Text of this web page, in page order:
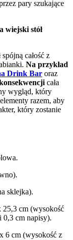
pary szukające
wiejski stół
całość z
Na przykład
Drink Bar oraz
cała
wygląd, który
razem, aby
który zostanie
sklejka).
25,3 cm (wysokość
0,3 cm napisy).
6 cm (wysokość z